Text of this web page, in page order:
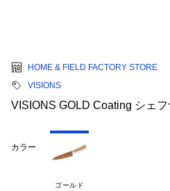
HOME & FIELD FACTORY STORE
VISIONS
VISIONS GOLD Coating シェ
カラー
ゴールド